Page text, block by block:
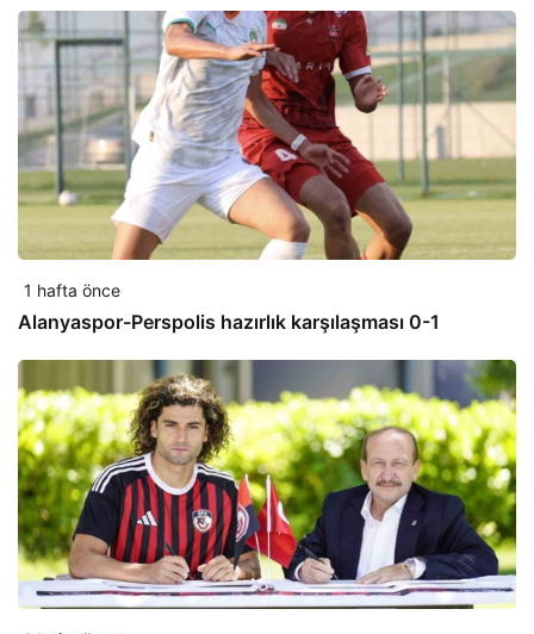
1 hafta önce
Alanyaspor-Perspolis hazırlık karşılaşması 0-1